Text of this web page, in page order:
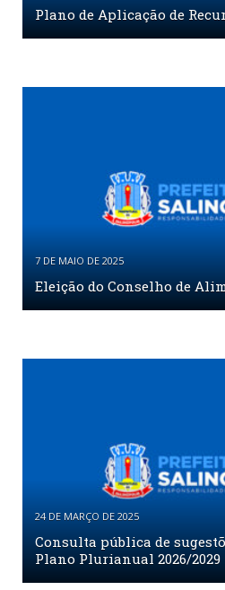
Plano de Aplicação de
7 DE MAIO DE 2025
Eleição do Conselho de
24 DE MARÇO DE 2025
Consulta pública de
Plano Plurianual 2026/2029